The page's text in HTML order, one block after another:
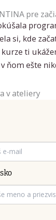
pre
si, kde
ti
ňom ešte